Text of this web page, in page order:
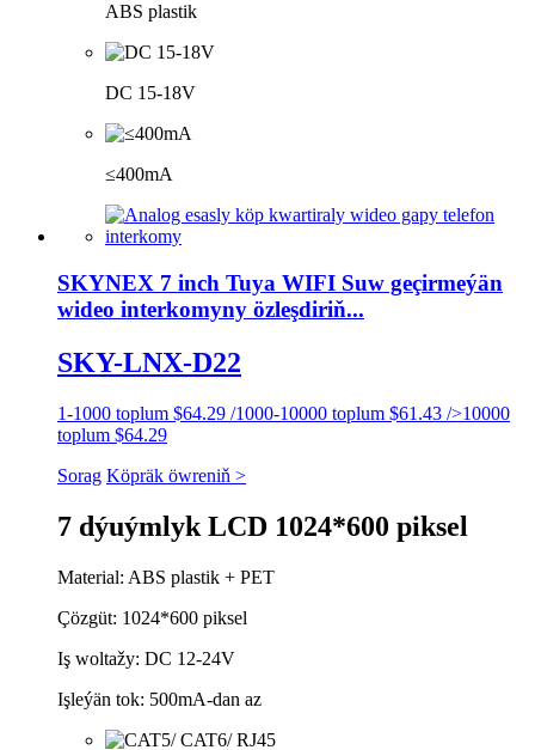
ABS plastik
DC 15-18V
≤400mA
SKYNEX 7 inch Tuya WIFI Suw geçirmeýän
wideo interkomyny özleşdiriň...
SKY-LNX-D22
1-1000 toplum $64.29 /1000-10000 toplum $61.43 />10000
toplum $64.29
Sorag Köpräk öwreniň >
7 dýuýmlyk LCD 1024*600 piksel
Material: ABS plastik + PET
Çözgüt: 1024*600 piksel
Iş woltažy: DC 12-24V
Işleýän tok: 500mA-dan az